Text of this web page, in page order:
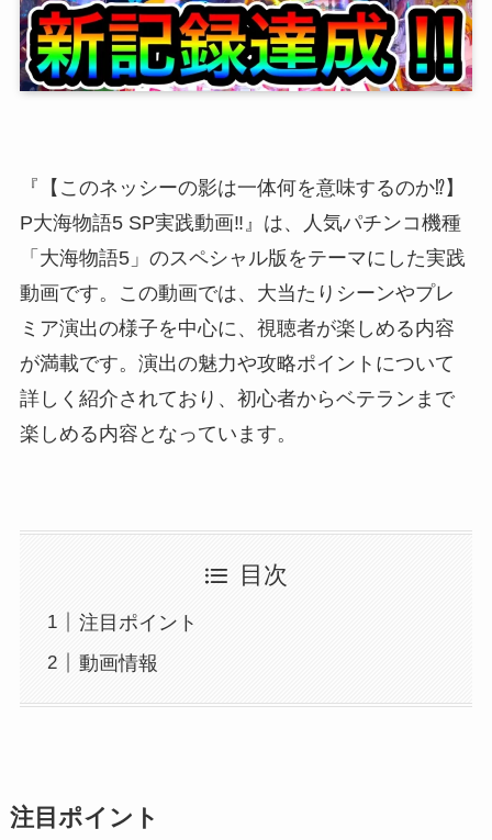
『【このネッシーの影は一体何を意味するのか⁉️】
P大海物語5 SP実践動画‼️』は、人気パチンコ機種
「大海物語5」のスペシャル版をテーマにした実践
動画です。この動画では、大当たりシーンやプレ
ミア演出の様子を中心に、視聴者が楽しめる内容
が満載です。演出の魅力や攻略ポイントについて
詳しく紹介されており、初心者からベテランまで
楽しめる内容となっています。
目次
注目ポイント
動画情報
注目ポイント